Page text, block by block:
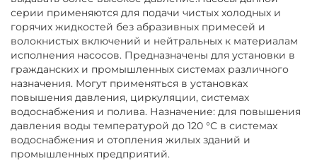
серии применяются для подачи чистых холодных и
горячих жидкостей без абразивных примесей и
волокнистых включений и нейтральных к материалам
исполнения насосов. Предназначены для установки в
гражданских и промышленных системах различного
назначения. Могут применяться в установках
повышения давления, циркуляции, системах
водоснабжения и полива. Назначение: для повышения
давления воды температурой до 120 °С в системах
водоснабжения и отопления жилых зданий и
промышленных предприятий.